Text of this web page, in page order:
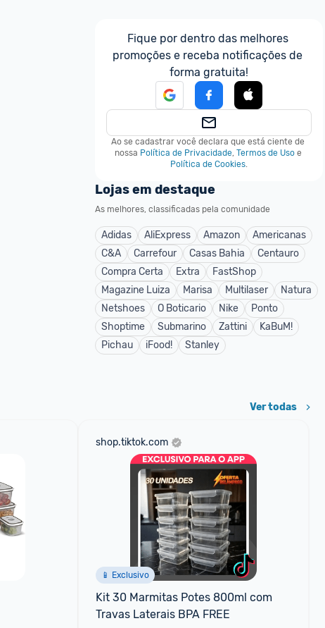
Fique por dentro das melhores
promoções e receba notificações de
forma gratuita!
Ao se cadastrar você declara que está ciente de
nossa Política de Privacidade, Termos de Uso e
Política de Cookies.
Lojas em destaque
As melhores, classificadas pela comunidade
Adidas AliExpress Amazon
Americanas
C&A
Carrefour Casas Bahia
Centauro
Compra Certa
Extra
FastShop
Magazine Luiza
Marisa Multilaser
Natura
Netshoes
O Boticario Nike
Ponto
Shoptime
Submarino Zattini
KaBuM!
Pichau
iFood! Stanley
Ver todas
shop.tiktok.com
📱 Exclusivo
Kit 30 Marmitas Potes 800ml com
Travas Laterais BPA FREE